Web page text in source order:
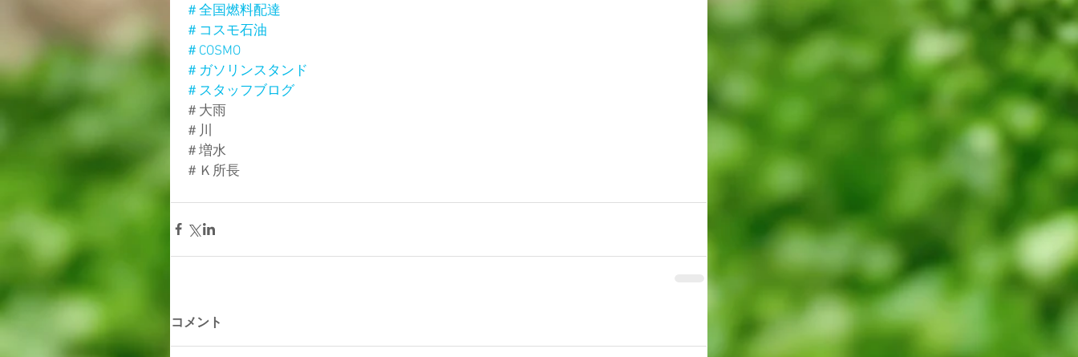
＃全国燃料配達
＃コスモ石油
＃COSMO
＃ガソリンスタンド
＃スタッフブログ
＃大雨
＃川
＃増水
＃Ｋ所長
コメント